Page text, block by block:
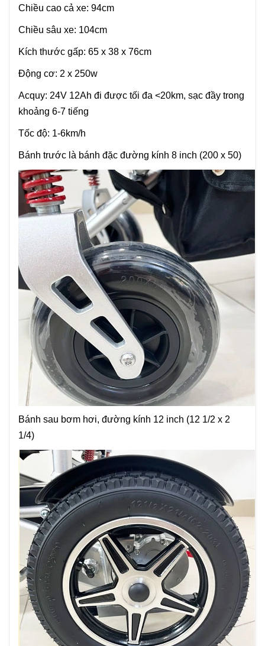
Chiều cao cả xe: 94cm
Chiều sâu xe: 104cm
Kích thước gấp: 65 x 38 x 76cm
Động cơ: 2 x 250w
Acquy: 24V 12Ah đi được tối đa <20km, sạc đầy trong
khoảng 6-7 tiếng
Tốc độ: 1-6km/h
Bánh trước là bánh đặc đường kính 8 inch (200 x 50)
Bánh sau bơm hơi, đường kính 12 inch (12 1/2 x 2
1/4)